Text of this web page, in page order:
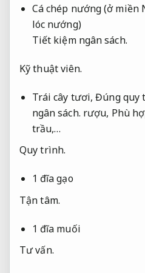
Cá chép nướng (ở miền
lóc nướng)
Tiết kiệm ngân sách.
Kỹ thuật viên.
Trái cây tươi,Đúng quy
ngân sách. rượu, Phù
trầu,…
Quy trình.
1 đĩa gạo
Tận tâm.
1 đĩa muối
Tư vấn.